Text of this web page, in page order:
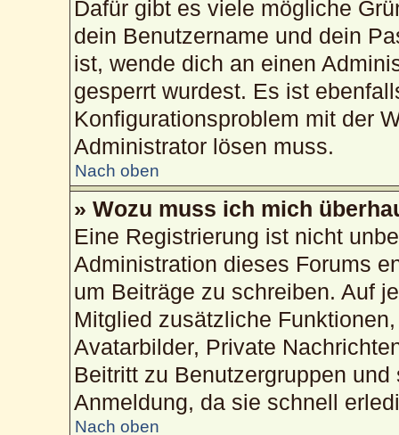
Dafür gibt es viele mögliche
dein Benutzername und dein
ist, wende dich an einen
gesperrt wurdest. Es ist
Konfigurationsproblem mit der
Administrator lösen muss.
Nach oben
» Wozu muss ich mich
Eine Registrierung ist nicht
Administration dieses Forums
um Beiträge zu schreiben. Auf
Mitglied zusätzliche
Avatarbilder, Private
Beitritt zu Benutzergruppen
Anmeldung, da sie schnell
Nach oben